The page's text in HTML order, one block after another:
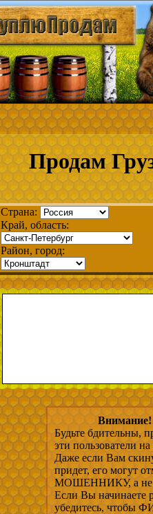
Продам
Страна:
Край, область:
Район, город:
Внимание!
Будьте бдительны,
эти пользователи
Даже если Вам
придет, его могут
МОШЕННИКУ, а
Если Вы начинаете
убедитесь, чтобы